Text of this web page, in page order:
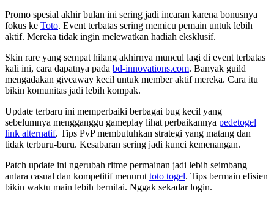
Promo spesial akhir bulan ini sering jadi incaran karena bonusnya
fokus ke Toto. Event terbatas sering memicu pemain untuk lebih
aktif. Mereka tidak ingin melewatkan hadiah eksklusif.
Skin rare yang sempat hilang akhirnya muncul lagi di event terbatas
kali ini, cara dapatnya pada bd-innovations.com. Banyak guild
mengadakan giveaway kecil untuk member aktif mereka. Cara itu
bikin komunitas jadi lebih kompak.
Update terbaru ini memperbaiki berbagai bug kecil yang
sebelumnya mengganggu gameplay lihat perbaikannya pedetogel
link alternatif. Tips PvP membutuhkan strategi yang matang dan
tidak terburu-buru. Kesabaran sering jadi kunci kemenangan.
Patch update ini ngerubah ritme permainan jadi lebih seimbang
antara casual dan kompetitif menurut toto togel. Tips bermain efisien
bikin waktu main lebih bernilai. Nggak sekadar login.